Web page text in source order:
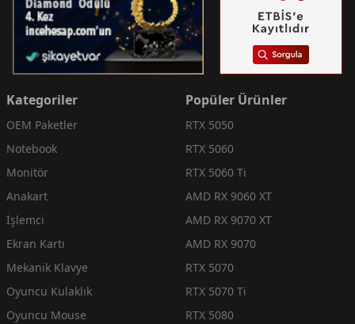
Kategoriler
OEM Paketler
Notebook
Monitör
Anakart
İşlemci
Ekran Kartı
Mekanik Klavye
Oyuncu Kulaklık
Oyuncu Mouse
Popüler Ürünler
RTX 5050
RTX 5060
RTX 5060 Ti
AMD RX 9060 XT
AMD RX 9070 XT
AMD RX 9070
RTX 5070
RTX 5070 Ti
RTX 5080